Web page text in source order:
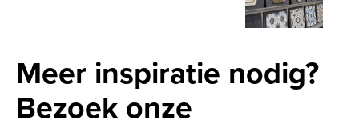
Meer inspiratie nodig?
Bezoek onze